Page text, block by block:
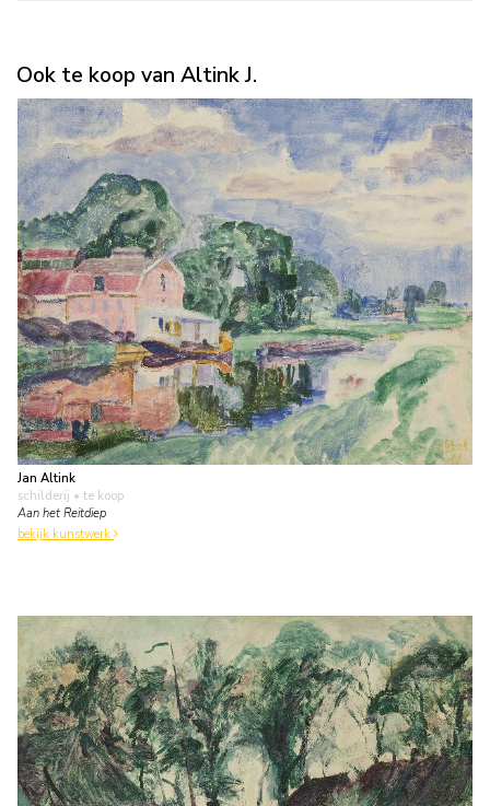
Ook te koop van Altink J.
Jan Altink
schilderij • te koop
Aan het Reitdiep
bekijk kunstwerk